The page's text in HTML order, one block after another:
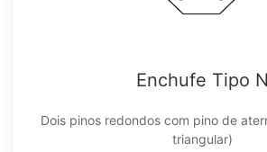
Enchufe Tipo N
Dois pinos redondos com pino de
triangular)